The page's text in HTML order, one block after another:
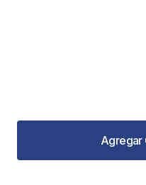
Agregar
Agregar